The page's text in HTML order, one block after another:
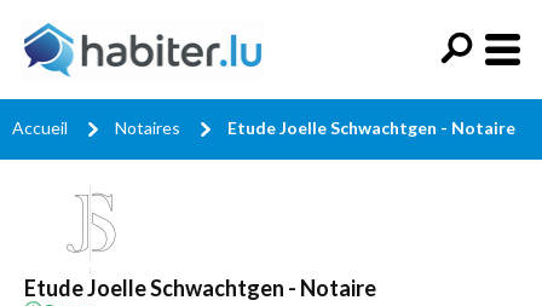
Accueil Notaires Etude Joelle Schwachtgen - Notaire
Etude Joelle Schwachtgen - Notaire